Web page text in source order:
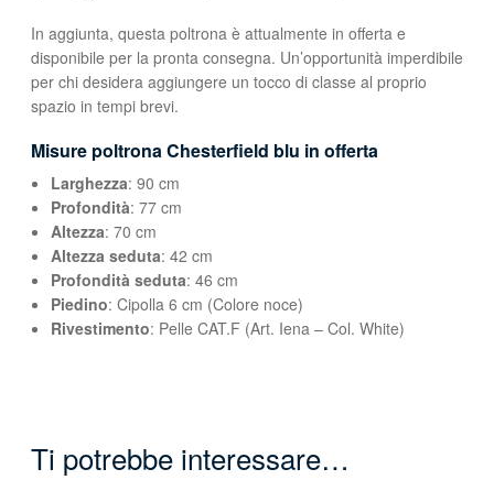
In aggiunta, questa poltrona è attualmente in offerta e
disponibile per la pronta consegna. Un’opportunità imperdibile
per chi desidera aggiungere un tocco di classe al proprio
spazio in tempi brevi.
Misure poltrona Chesterfield blu in offerta
Larghezza: 90 cm
Profondità: 77 cm
Altezza: 70 cm
Altezza seduta: 42 cm
Profondità seduta: 46 cm
Piedino: Cipolla 6 cm (Colore noce)
Rivestimento: Pelle CAT.F (Art. Iena – Col. White)
Ti potrebbe interessare…